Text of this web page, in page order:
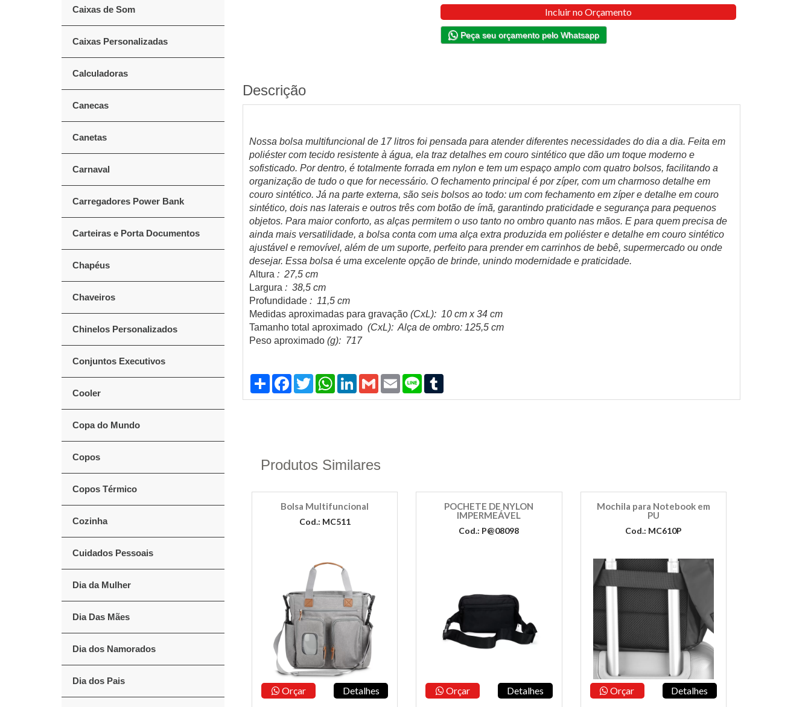
Caixas de Som
Caixas Personalizadas
Calculadoras
Canecas
Canetas
Carnaval
Carregadores Power Bank
Carteiras e Porta Documentos
Chapéus
Chaveiros
Chinelos Personalizados
Conjuntos Executivos
Cooler
Copa do Mundo
Copos
Copos Térmico
Cozinha
Cuidados Pessoais
Dia da Mulher
Dia Das Mães
Dia dos Namorados
Dia dos Pais
Incluir no Orçamento
Peça seu orçamento pelo Whatsapp
Descrição
Nossa bolsa multifuncional de 17 litros foi pensada para atender diferentes necessidades do dia a dia. Feita em
poliéster com tecido resistente à água, ela traz detalhes em couro sintético que dão um toque moderno e
sofisticado. Por dentro, é totalmente forrada em nylon e tem um espaço amplo com quatro bolsos, facilitando a
organização de tudo o que for necessário. O fechamento principal é por zíper, com um charmoso detalhe em
couro sintético. Já na parte externa, são seis bolsos ao todo: um com fechamento em zíper e detalhe em couro
sintético, dois nas laterais e outros três com botão de ímã, garantindo praticidade e segurança para pequenos
objetos. Para maior conforto, as alças permitem o uso tanto no ombro quanto nas mãos. E para quem precisa de
ainda mais versatilidade, a bolsa conta com uma alça extra produzida em poliéster e detalhe em couro sintético
ajustável e removível, além de um suporte, perfeito para prender em carrinhos de bebê, supermercado ou onde
desejar. Essa bolsa é uma excelente opção de brinde, unindo modernidade e praticidade.
Altura : 27,5 cm
Largura : 38,5 cm
Profundidade : 11,5 cm
Medidas aproximadas para gravação (CxL): 10 cm x 34 cm
Tamanho total aproximado (CxL): Alça de ombro: 125,5 cm
Peso aproximado (g): 717
Compartilhar
Facebook
TwitterWhatsApp
LinkedIn
GmailEmailLine
Produtos Similares
Bolsa Multifuncional
Cod.: MC511
Orçar Detalhes
POCHETE DE NYLON
IMPERMEÁVEL
Cod.: P@08098
Orçar Detalhes
Mochila para Notebook em
PU
Cod.: MC610P
Orçar Detalhes